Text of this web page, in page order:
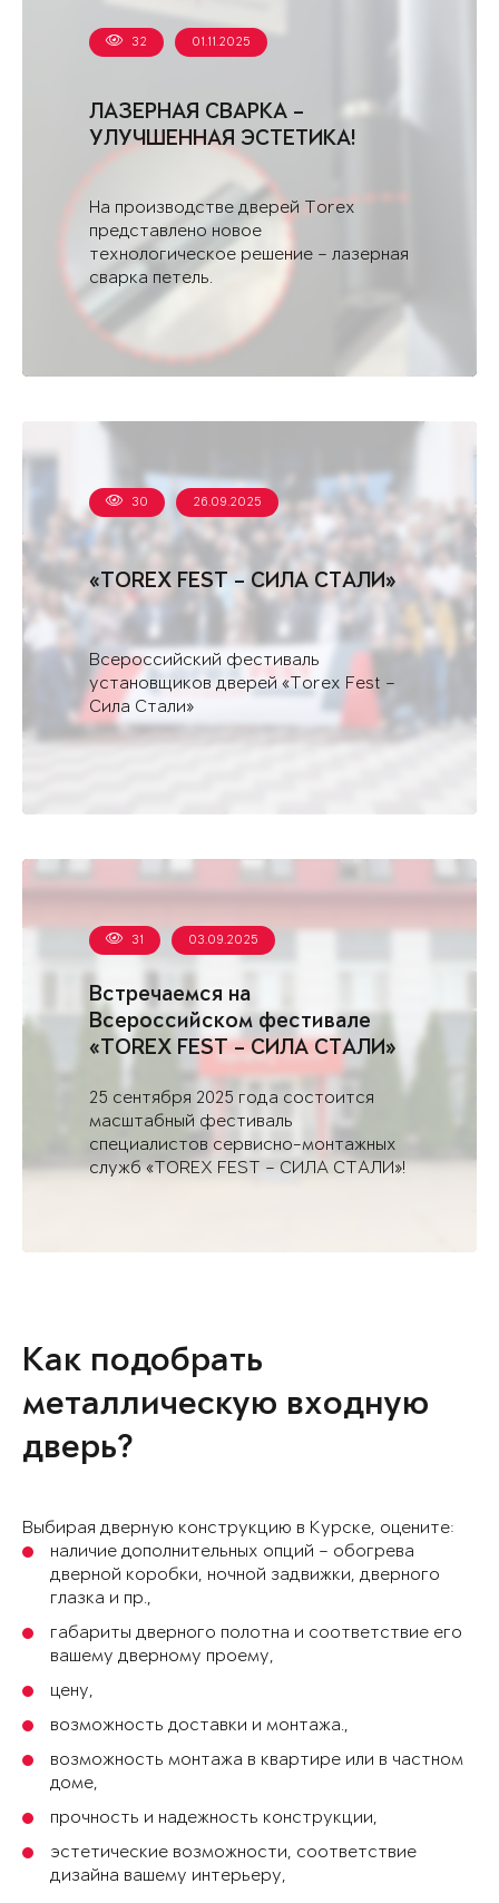
ЛАЗЕРНАЯ СВАРКА –
УЛУЧШЕННАЯ ЭСТЕТИКА!
32 01.11.2025
На производстве дверей Torex
представлено новое
технологическое решение – лазерная
сварка петель.
«TOREX FEST – СИЛА СТАЛИ»
30 26.09.2025
Всероссийский фестиваль
установщиков дверей «Torex Fest –
Сила Стали»
Встречаемся на
Всероссийском фестивале
«TOREX FEST – СИЛА СТАЛИ»
31 03.09.2025
25 сентября 2025 года состоится
масштабный фестиваль
специалистов сервисно-монтажных
служб «TOREX FEST – СИЛА СТАЛИ»!
Как подобрать
металлическую входную
дверь?
Выбирая дверную конструкцию в Курске, оцените:
наличие дополнительных опций – обогрева
дверной коробки, ночной задвижки, дверного
глазка и пр.,
габариты дверного полотна и соответствие его
вашему дверному проему,
цену,
возможность доставки и монтажа.,
возможность монтажа в квартире или в частном
доме,
прочность и надежность конструкции,
эстетические возможности, соответствие
дизайна вашему интерьеру,